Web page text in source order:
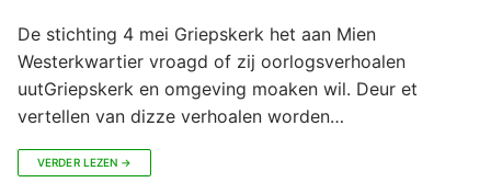
De stichting 4 mei Griepskerk het aan Mien
Westerkwartier vroagd of zij oorlogsverhoalen
uutGriepskerk en omgeving moaken wil. Deur et
vertellen van dizze verhoalen worden…
VERDER LEZEN →